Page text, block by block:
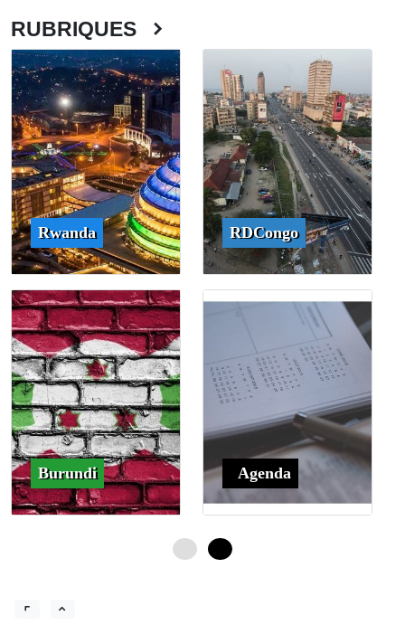
RUBRIQUES
Rwanda RDCongo
Burundi Agenda